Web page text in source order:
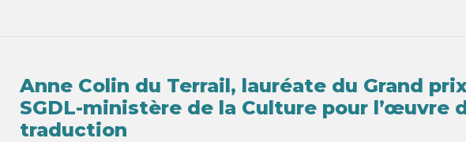
Anne Colin du Terrail, lauréate du Grand
SGDL-ministère de la Culture pour l’œuvre
traduction